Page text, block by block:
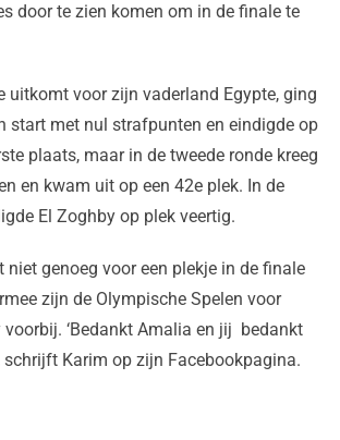
door te zien komen om in de finale te
uitkomt voor zijn vaderland Egypte, ging
start met nul strafpunten en eindigde op
plaats, maar in de tweede ronde kreeg
en kwam uit op een 42e plek. In de
El Zoghby op plek veertig.
niet genoeg voor een plekje in de finale
zijn de Olympische Spelen voor
voorbij. ‘Bedankt Amalia en jij bedankt
schrijft Karim op zijn Facebookpagina.